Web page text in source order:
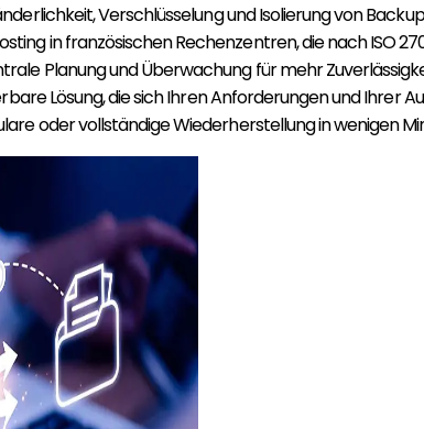
Verschlüsselung und Isolierung von
in französischen Rechenzentren, die nach ISO
Planung und Überwachung für mehr
Lösung, die sich Ihren Anforderungen und Ihrer
oder vollständige Wiederherstellung in wenigen